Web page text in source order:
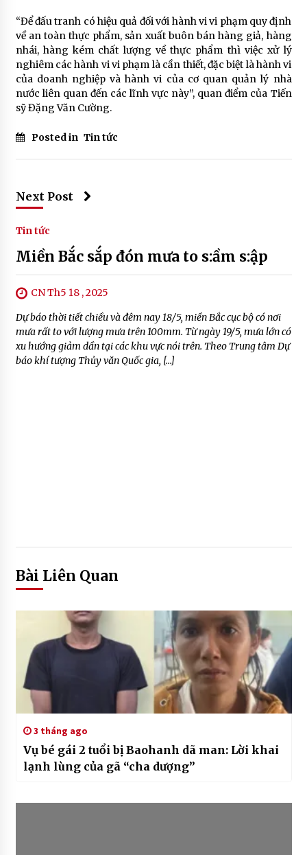
“Để đấu tranh có hiệu quả đối với hành vi vi phạm quy định
về an toàn thực phẩm, sản xuất buôn bán hàng giả, hàng
nhái, hàng kém chất lượng về thực phẩm thì việc xử lý
nghiêm các hành vi vi phạm là cần thiết, đặc biệt là hành vi
của doanh nghiệp và hành vi của cơ quan quản lý nhà
nước liên quan đến các lĩnh vực này”, quan điểm của Tiến
sỹ Đặng Văn Cường.
Posted in Tin tức
Next Post
Tin tức
Miền Bắc sắp đón mưa to s:ầm s:ập
CN Th5 18 , 2025
Dự báo thời tiết chiều và đêm nay 18/5, miền Bắc cục bộ có nơi
mưa rất to với lượng mưa trên 100mm. Từ ngày 19/5, mưa lớn có
xu hướng giảm dần tại các khu vực nói trên. Theo Trung tâm Dự
báo khí tượng Thủy văn Quốc gia, […]
Bài Liên Quan
3 tháng ago
Vụ bé gái 2 tuổi bị Baohanh dã man: Lời khai
lạnh lùng của gã “cha dượng”